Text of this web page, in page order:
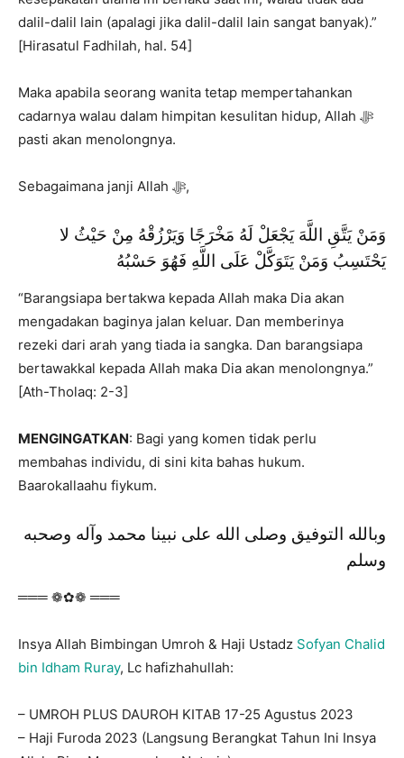
dalil-dalil lain (apalagi jika dalil-dalil lain sangat banyak).”
[Hirasatul Fadhilah, hal. 54]
Maka apabila seorang wanita tetap mempertahankan
cadarnya walau dalam himpitan kesulitan hidup, Allah ﷻ
pasti akan menolongnya.
Sebagaimana janji Allah ﷻ,
وَمَنْ يَتَّقِ اللَّهَ يَجْعَلْ لَهُ مَخْرَجًا وَيَرْزُقْهُ مِنْ حَيْثُ لا
يَحْتَسِبُ وَمَنْ يَتَوَكَّلْ عَلَى اللَّهِ فَهُوَ حَسْبُهُ
“Barangsiapa bertakwa kepada Allah maka Dia akan
mengadakan baginya jalan keluar. Dan memberinya
rezeki dari arah yang tiada ia sangka. Dan barangsiapa
bertawakkal kepada Allah maka Dia akan menolongnya.”
[Ath-Tholaq: 2-3]
MENGINGATKAN: Bagi yang komen tidak perlu
membahas individu, di sini kita bahas hukum.
Baarokallaahu fiykum.
وبالله التوفيق وصلى الله على نبينا محمد وآله وصحبه
وسلم
═══ ❁✿❁ ═══
Insya Allah Bimbingan Umroh & Haji Ustadz Sofyan Chalid
bin Idham Ruray, Lc hafizhahullah:
– UMROH PLUS DAUROH KITAB 17-25 Agustus 2023
– Haji Furoda 2023 (Langsung Berangkat Tahun Ini Insya